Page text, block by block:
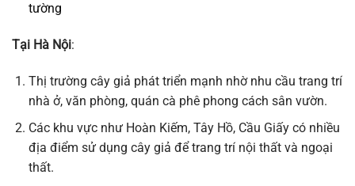
tường
Tại Hà Nội:
Thị trường cây giả phát triển mạnh nhờ nhu cầu trang trí
nhà ở, văn phòng, quán cà phê phong cách sân vườn.
Các khu vực như Hoàn Kiếm, Tây Hồ, Cầu Giấy có nhiều
địa điểm sử dụng cây giả để trang trí nội thất và ngoại
thất.